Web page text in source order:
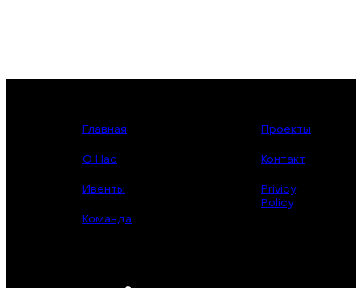
Главная
О Нас
Ивенты
Команда
Проекты
Контакт
Privicy
Policy